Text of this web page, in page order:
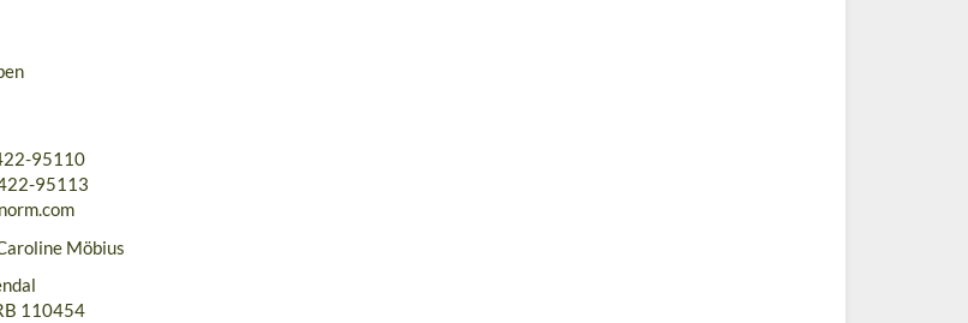
95110
95113
Möbius
110454